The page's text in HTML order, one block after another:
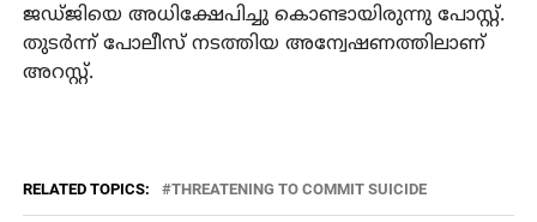
ജഡ്ജിയെ അധിക്ഷേപിച്ചു കൊണ്ടായിരുന്നു പോസ്റ്റ്.
തുടര്‍ന്ന് പോലീസ് നടത്തിയ അന്വേഷണത്തിലാണ്
അറസ്റ്റ്.
RELATED TOPICS: THREATENING TO COMMIT SUICIDE